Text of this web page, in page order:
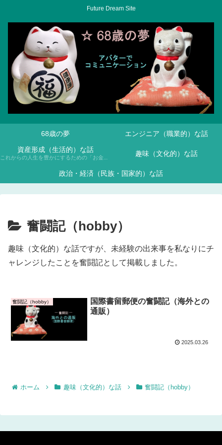
Future Dream Site
68歳の夢
エンジニア（職業的）な話
資産形成（生活的）な話
これからの人生を豊かにするための「お金との付き合い方」について、NISAや投資信託などを通じて学んでいきます。 趣味（文化的）な話
政治・経済（民族・国家的）な話
奮闘記（hobby）
趣味（文化的）な話ですが、未経験の出来事を私なりにチ
ャレンジしたことを奮闘記として掲載しました。
奮闘記（hobby）
国際書留郵便の奮闘記（海外との
通販）
2025.03.26
ホーム 趣味（文化的）な話 奮闘記（hobby）